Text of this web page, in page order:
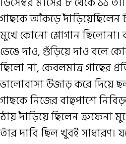
গাছকে আঁকড়ে দাঁড়িয়েছিলেন
মুখে কোনো শ্লোগান ছিলোনা।
ভেঙে দাও, গুঁড়িয়ে দাও বলে
ছিলো না, কেবলমাত্র গাছের
ভালোবাসা উজাড় করে দিয়ে
গাছকে নিজের বাহুপাশে
ঠায় দাঁড়িয়ে ছিলেন ত্রুফেনা
তাঁর দাবি ছিল খুবই সাধারণ।